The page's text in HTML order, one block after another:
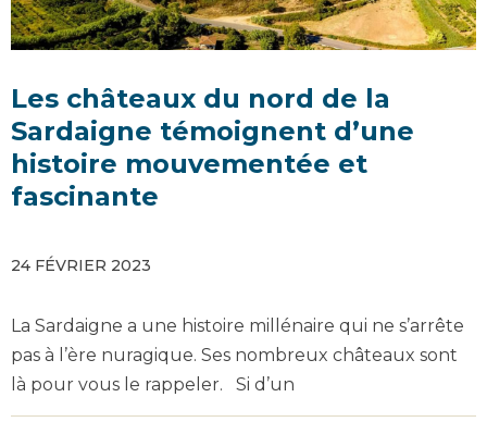
Les châteaux du nord de la
Sardaigne témoignent d’une
histoire mouvementée et
fascinante
24 FÉVRIER 2023
La Sardaigne a une histoire millénaire qui ne s’arrête
pas à l’ère nuragique. Ses nombreux châteaux sont
là pour vous le rappeler. Si d’un